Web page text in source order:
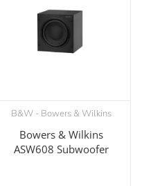
B&W - Bowers & Wilkins
Bowers & Wilkins
ASW608 Subwoofer